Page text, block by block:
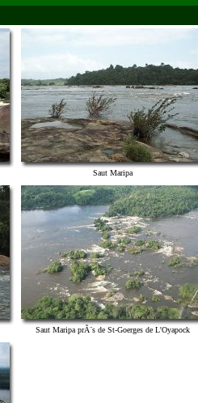
Saut Maripa
Saut Maripa prÃ¨s de St-Goerges de L'Oyapock